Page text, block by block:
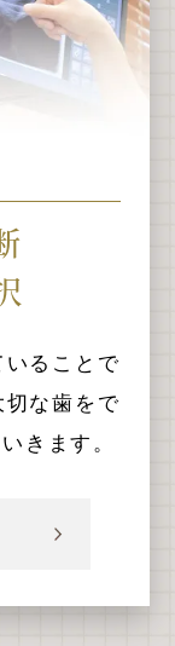
ることで
な歯をで
きます。